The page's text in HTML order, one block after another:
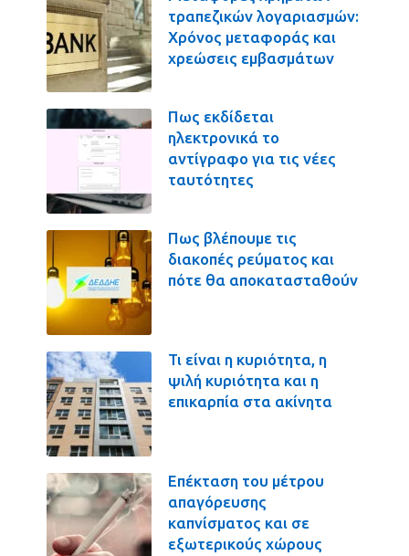
τραπεζικών λογαριασμών:
Χρόνος μεταφοράς και
χρεώσεις εμβασμάτων
Πως εκδίδεται
ηλεκτρονικά το
αντίγραφο για τις νέες
ταυτότητες
Πως βλέπουμε τις
διακοπές ρεύματος και
πότε θα αποκατασταθούν
Τι είναι η κυριότητα, η
ψιλή κυριότητα και η
επικαρπία στα ακίνητα
Επέκταση του μέτρου
απαγόρευσης
καπνίσματος και σε
εξωτερικούς χώρους